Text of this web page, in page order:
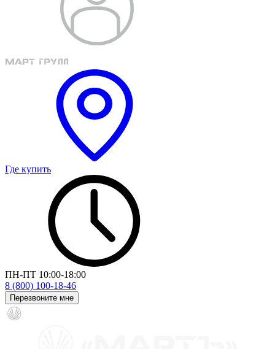
Где купить
ПН-ПТ 10:00-18:00
8 (800) 100-18-46
Перезвоните мне